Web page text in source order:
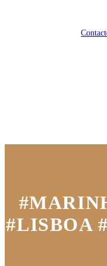
#LISBOA